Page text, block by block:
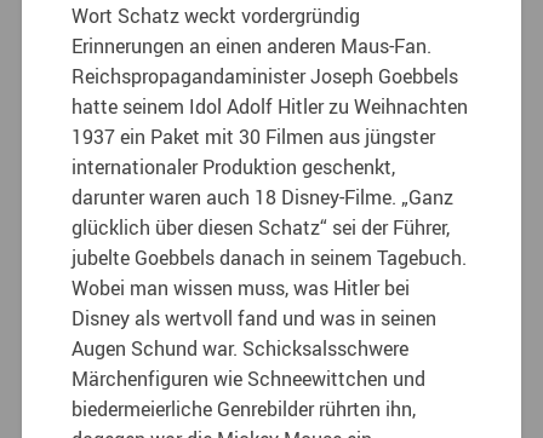
Wort Schatz weckt vordergründig
Erinnerungen an einen anderen Maus-Fan.
Reichspropagandaminister Joseph Goebbels
hatte seinem Idol Adolf Hitler zu Weihnachten
1937 ein Paket mit 30 Filmen aus jüngster
internationaler Produktion geschenkt,
darunter waren auch 18 Disney-Filme. „Ganz
glücklich über diesen Schatz“ sei der Führer,
jubelte Goebbels danach in seinem Tagebuch.
Wobei man wissen muss, was Hitler bei
Disney als wertvoll fand und was in seinen
Augen Schund war. Schicksalsschwere
Märchenfiguren wie Schneewittchen und
biedermeierliche Genrebilder rührten ihn,